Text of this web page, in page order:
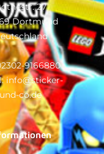
27
Dortmund
9166880
info@sticker-
und-co.de